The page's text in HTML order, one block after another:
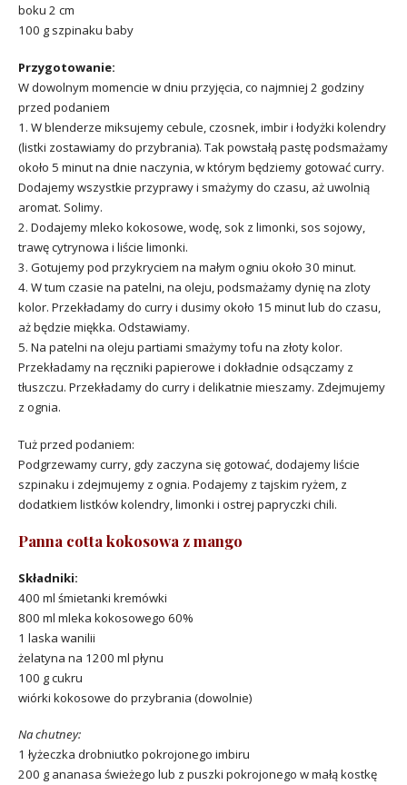
boku 2 cm
100 g szpinaku baby
Przygotowanie:
W dowolnym momencie w dniu przyjęcia, co najmniej 2 godziny
przed podaniem
1. W blenderze miksujemy cebule, czosnek, imbir i łodyżki kolendry
(listki zostawiamy do przybrania). Tak powstałą pastę podsmażamy
około 5 minut na dnie naczynia, w którym będziemy gotować curry.
Dodajemy wszystkie przyprawy i smażymy do czasu, aż uwolnią
aromat. Solimy.
2. Dodajemy mleko kokosowe, wodę, sok z limonki, sos sojowy,
trawę cytrynowa i liście limonki.
3. Gotujemy pod przykryciem na małym ogniu około 30 minut.
4. W tum czasie na patelni, na oleju, podsmażamy dynię na zloty
kolor. Przekładamy do curry i dusimy około 15 minut lub do czasu,
aż będzie miękka. Odstawiamy.
5. Na patelni na oleju partiami smażymy tofu na złoty kolor.
Przekładamy na ręczniki papierowe i dokładnie odsączamy z
tłuszczu. Przekładamy do curry i delikatnie mieszamy. Zdejmujemy
z ognia.
Tuż przed podaniem:
Podgrzewamy curry, gdy zaczyna się gotować, dodajemy liście
szpinaku i zdejmujemy z ognia. Podajemy z tajskim ryżem, z
dodatkiem listków kolendry, limonki i ostrej papryczki chili.
Panna cotta kokosowa z mango
Składniki:
400 ml śmietanki kremówki
800 ml mleka kokosowego 60%
1 laska wanilii
żelatyna na 1200 ml płynu
100 g cukru
wiórki kokosowe do przybrania (dowolnie)
Na chutney:
1 łyżeczka drobniutko pokrojonego imbiru
200 g ananasa świeżego lub z puszki pokrojonego w małą kostkę